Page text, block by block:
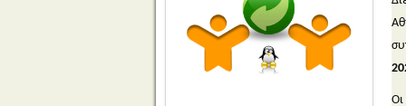
Οι